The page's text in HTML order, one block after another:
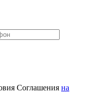
Соглашения на